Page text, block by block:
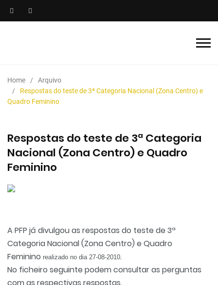
Home
Arquivo
Respostas do teste de 3ª Categoria Nacional (Zona Centro) e
Quadro Feminino
Respostas do teste de 3ª Categoria
Nacional (Zona Centro) e Quadro
Feminino
A PFP já divulgou as respostas do teste de 3ª
Categoria Nacional (Zona Centro) e Quadro
Feminino realizado no dia 27-08-2010.
No ficheiro seguinte podem consultar as perguntas